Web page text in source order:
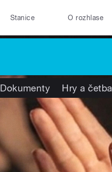
Stanice O rozhlase
Dokumenty Hry a četba